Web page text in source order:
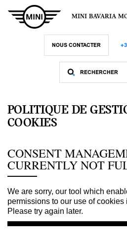
contenu
MINI BAVARIA
NOUS CONTACTER
POLITIQUE DE
COOKIES